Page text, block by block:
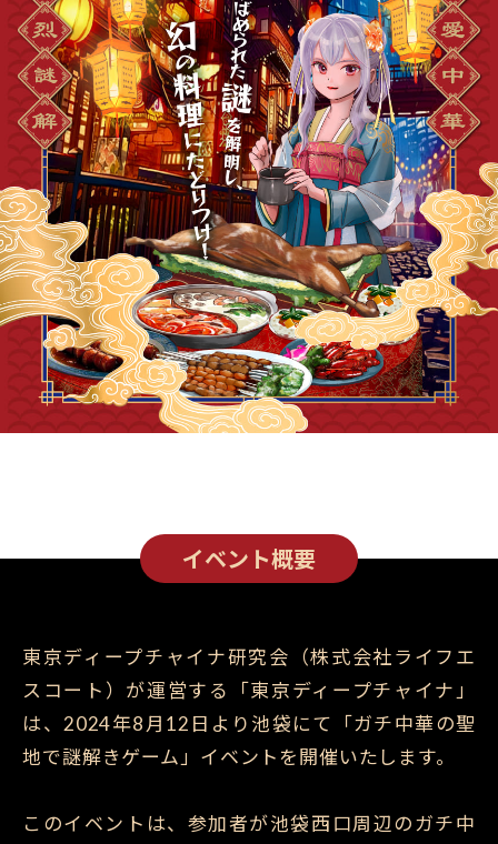
イベント概要
東京ディープチャイナ研究会（株式会社ライフエ
スコート）が運営する「東京ディープチャイナ」
は、2024年8月12日より池袋にて「ガチ中華の聖
地で謎解きゲーム」イベントを開催いたします。
このイベントは、参加者が池袋西口周辺のガチ中